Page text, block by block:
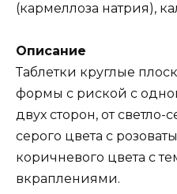
(кармеллоза натрия),
Описание
Таблетки круглые
формы с риской с
двух сторон, от светло-
серого цвета с
коричневого цвета с
вкраплениями.